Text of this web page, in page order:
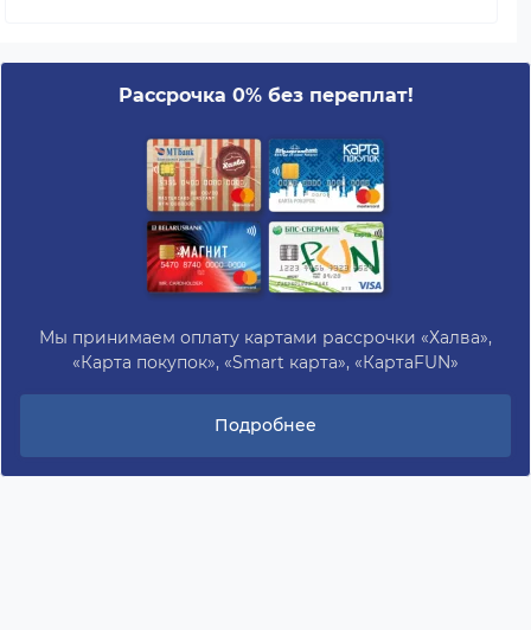
Рассрочка 0% без переплат!
Мы принимаем оплату картами рассрочки «Халва»,
«Карта покупок», «Smart карта», «КартаFUN»
Подробнее